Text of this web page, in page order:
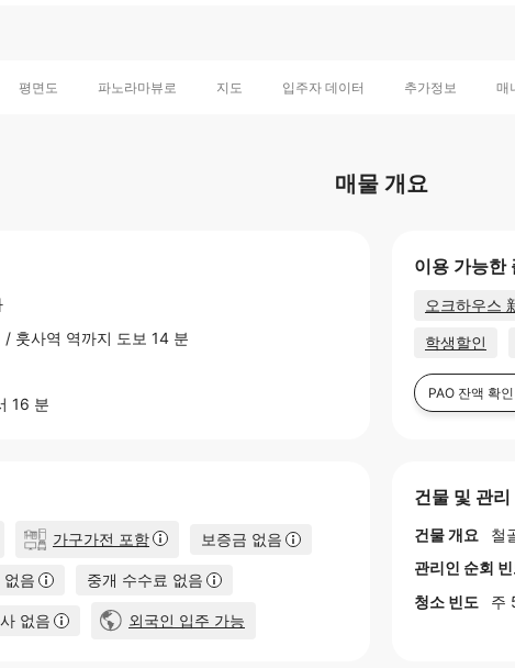
평면도 파노라마뷰로 지도 입주자 데이터 추가정보 매
매물 개요
/ 훗사역 역까지 도보 14 분
16 분
이용 가능한
오크하우스
학생할인
PAO 잔액 확인
가구가전 포함 보증금 없음
없음 중개 수수료 없음
없음 외국인 입주 가능
건물 및 관리
건물 개요
철
관리인 순회
청소 빈도
주